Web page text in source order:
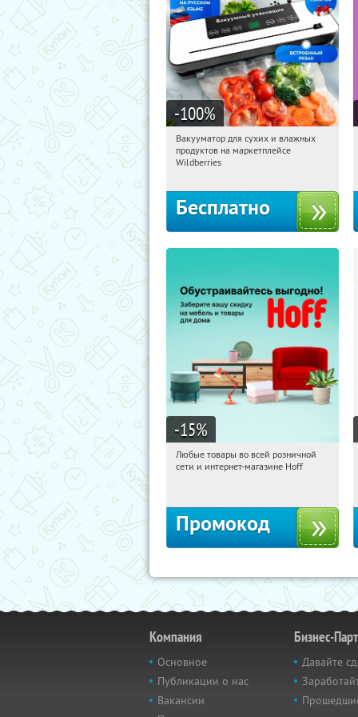
-100%
10:53:12 Получили:197
Россия
Вакууматор для сухих и влажных
продуктов на маркетплейсе
Wildberries
Бесплатно
-15%
10:53:12 Получили:
Любые товары во всей розничной
сети и интернет-магазине Hoff
Промокод
Компания
Основное
Публикации о нас
Вакансии
Бизнес-
Давайте